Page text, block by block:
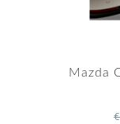
Mazda